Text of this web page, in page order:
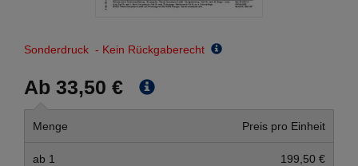
Sonderdruck - Kein Rückgaberecht
Ab 33,50 €
Menge Preis pro Einheit
ab 1 199,50 €